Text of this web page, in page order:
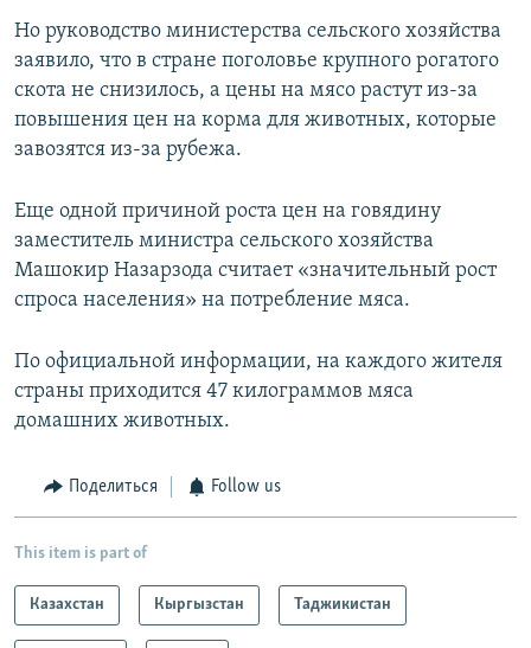
Но руководство министерства сельского хозяйства
заявило, что в стране поголовье крупного рогатого
скота не снизилось, а цены на мясо растут из-за
повышения цен на корма для животных, которые
завозятся из-за рубежа.
Еще одной причиной роста цен на говядину
заместитель министра сельского хозяйства
Машокир Назарзода считает «значительный рост
спроса населения» на потребление мяса.
По официальной информации, на каждого жителя
страны приходится 47 килограммов мяса
домашних животных.
Поделиться Follow us
This item is part of
Казахстан Кыргызстан Таджикистан